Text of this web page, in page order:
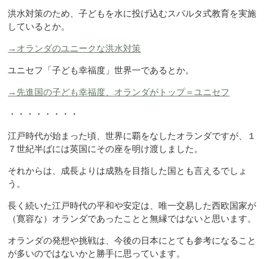
洪水対策のため、子どもを水に投げ込むスパルタ式教育を実施
しているとか。
→オランダのユニークな洪水対策
ユニセフ「子ども幸福度」世界一であるとか。
→先進国の子ども幸福度、オランダがトップ＝ユニセフ
・・・・・・・・
江戸時代が始まった頃、世界に覇をなしたオランダですが、１
７世紀半ばには英国にその座を明け渡しました。
それからは、成長よりは成熟を目指した国とも言えるでしょ
う。
長く続いた江戸時代の平和や安定は、唯一交易した西欧国家が
（寛容な）オランダであったことと無縁ではないと思います。
オランダの発想や挑戦は、今後の日本にとても参考になること
が多いのではないかと勝手に思っています。